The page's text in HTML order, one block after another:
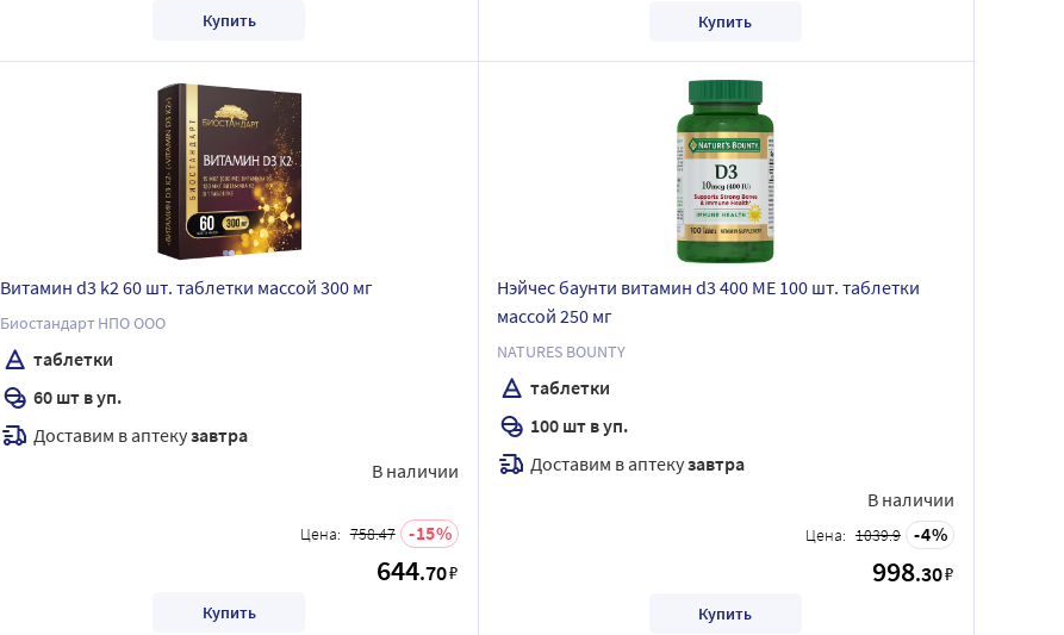
Купить Купить
Витамин d3 k2 60 шт. таблетки массой 300 мг
Биостандарт НПО ООО
таблетки
60 шт в уп.
Доставим в аптекузавтра
В наличии
Цена: 758.47 15
644.70₽
Купить
Нэйчес баунти витамин d3 400 МЕ 100 шт. таблетки
массой 250 мг
NATURES BOUNTY
таблетки
100 шт в уп.
Доставим в аптекузавтра
В наличии
Цена: 1039.9 4
998.30₽
Купить